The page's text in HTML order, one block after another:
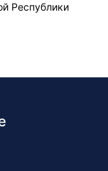
Республики